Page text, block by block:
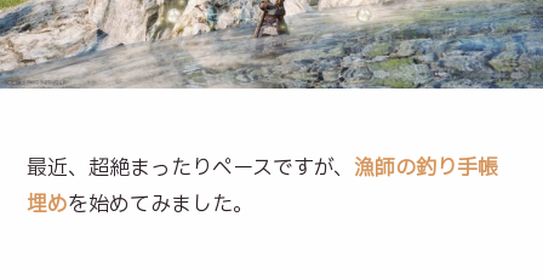
最近、超絶まったりペースですが、 漁師の釣り手帳
埋めを始めてみました。